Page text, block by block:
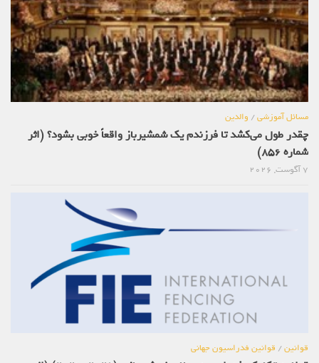
مسائل آموزشی/والدین
چقدر طول می‌کشد تا فرزندم یک شمشیرباز واقعاً خوبی بشود؟ (اثر
شماره 856)
قوانین/قوانین فدراسیون جهانی